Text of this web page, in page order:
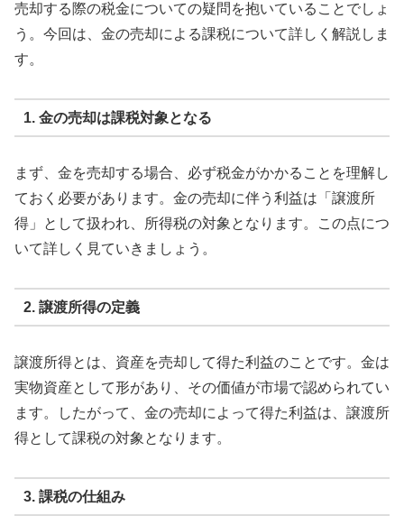
売却する際の税金についての疑問を抱いていることでしょ
う。今回は、金の売却による課税について詳しく解説しま
す。
1. 金の売却は課税対象となる
まず、金を売却する場合、必ず税金がかかることを理解し
ておく必要があります。金の売却に伴う利益は「譲渡所
得」として扱われ、所得税の対象となります。この点につ
いて詳しく見ていきましょう。
2. 譲渡所得の定義
譲渡所得とは、資産を売却して得た利益のことです。金は
実物資産として形があり、その価値が市場で認められてい
ます。したがって、金の売却によって得た利益は、譲渡所
得として課税の対象となります。
3. 課税の仕組み